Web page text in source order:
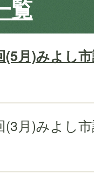
覧
(5月)みよし
(3月)みよし